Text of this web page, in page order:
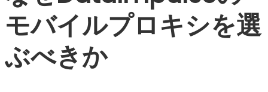
モバイルプロキシを選
ぶべきか